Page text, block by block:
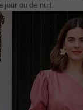
jour ou de nuit.